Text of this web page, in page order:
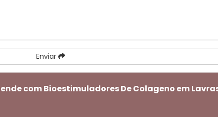
Enviar
com Bioestimuladores De Colageno em